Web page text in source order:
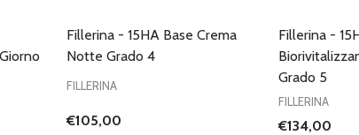
Fillerina - 15HA Base Crema
Notte Grado 4
FILLERINA
€105,00
Fillerina -
Grado 5
FILLERINA
€134,00